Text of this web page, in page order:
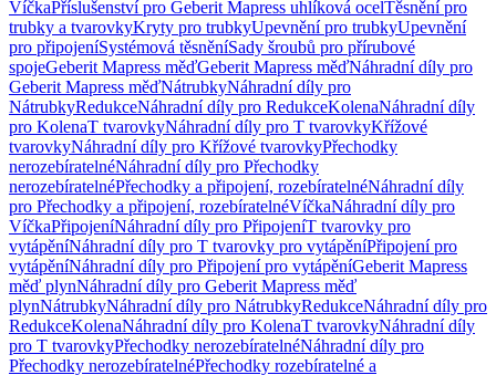
VíčkaPříslušenství pro Geberit Mapress uhlíková ocelTěsnění pro
trubky a tvarovkyKryty pro trubkyUpevnění pro trubkyUpevnění
pro připojeníSystémová těsněníSady šroubů pro přírubové
spojeGeberit Mapress měďGeberit Mapress měďNáhradní díly pro
Geberit Mapress měďNátrubkyNáhradní díly pro
NátrubkyRedukceNáhradní díly pro RedukceKolenaNáhradní díly
pro KolenaT tvarovkyNáhradní díly pro T tvarovkyKřížové
tvarovkyNáhradní díly pro Křížové tvarovkyPřechodky
nerozebíratelnéNáhradní díly pro Přechodky
nerozebíratelnéPřechodky a připojení, rozebíratelnéNáhradní díly
pro Přechodky a připojení, rozebíratelnéVíčkaNáhradní díly pro
VíčkaPřipojeníNáhradní díly pro PřipojeníT tvarovky pro
vytápěníNáhradní díly pro T tvarovky pro vytápěníPřipojení pro
vytápěníNáhradní díly pro Připojení pro vytápěníGeberit Mapress
měď plynNáhradní díly pro Geberit Mapress měď
plynNátrubkyNáhradní díly pro NátrubkyRedukceNáhradní díly pro
RedukceKolenaNáhradní díly pro KolenaT tvarovkyNáhradní díly
pro T tvarovkyPřechodky nerozebíratelnéNáhradní díly pro
Přechodky nerozebíratelnéPřechodky rozebíratelné a